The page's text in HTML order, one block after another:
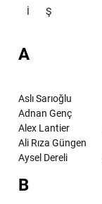
İ Ş
A
Aslı Sarıoğlu
Adnan Genç
Alex Lantier
Ali Rıza Güngen
Aysel Dereli
B